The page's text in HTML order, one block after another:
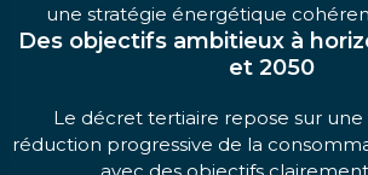
une stratégie énergétique
Des objectifs ambitieux à
et 2050
Le décret tertiaire repose sur
réduction progressive de la